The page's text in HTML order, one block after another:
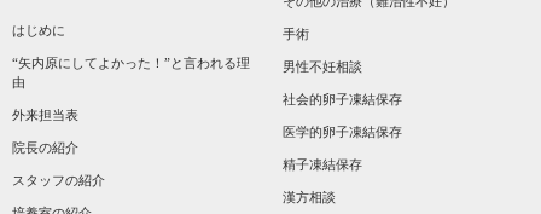
はじめに
“矢内原にしてよかった！”と言われる理
由
外来担当表
院長の紹介
スタッフの紹介
手術
男性不妊相談
社会的卵子凍結保存
医学的卵子凍結保存
精子凍結保存
漢方相談­